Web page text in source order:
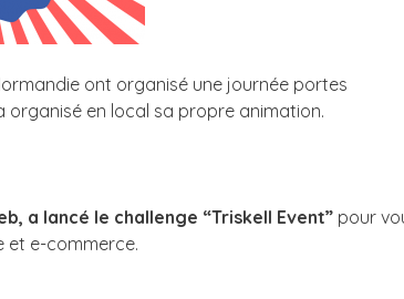
ont organisé une journée portes
organisé en local sa propre animation.
a lancé le challenge “Triskell Event” pour
et e-commerce.